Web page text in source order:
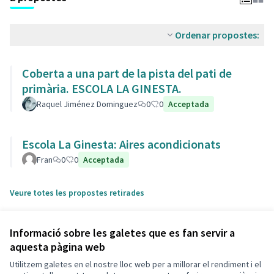
Informació sobre les galetes que es fan servir a
aquesta pàgina web
Utilitzem galetes en el nostre lloc web per a millorar el rendiment i el
Ordenar propostes:
Coberta a una part de la pista del pati de
primària. ESCOLA LA GINESTA.
Raquel Jiménez Dominguez 0 0 Acceptada
Escola La Ginesta: Aires acondicionats
Fran 0 0 Acceptada
Veure totes les propostes retirades